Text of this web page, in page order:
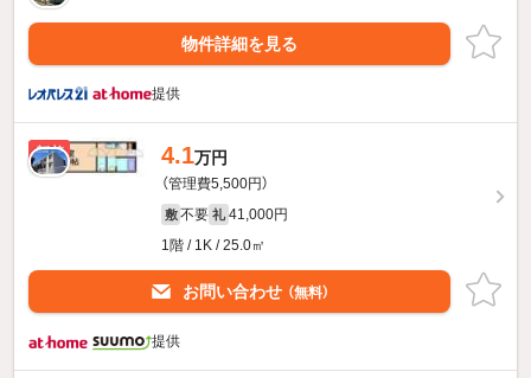
物件詳細を見る
提供
新着 4.1万円
（管理費5,500円）
敷 不要 礼 41,000円
1階 / 1K / 25.0㎡
お問い合わせ （無料）
提供